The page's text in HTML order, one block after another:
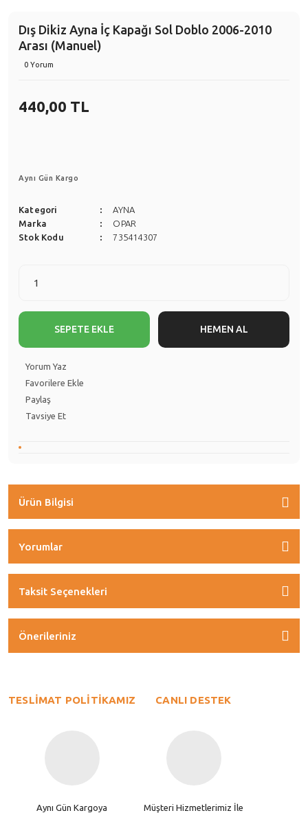
Dış Dikiz Ayna İç Kapağı Sol Doblo 2006-2010
Arası (Manuel)
0 Yorum
440,00 TL
Aynı Gün Kargo
Kategori
AYNA
Marka
OPAR
Stok Kodu
735414307
SEPETE EKLE HEMEN AL
Yorum Yaz
Paylaş
Tavsiye Et
Ürün Bilgisi
Yorumlar
Taksit Seçenekleri
Önerileriniz
TESLİMAT POLİTİKAMIZ
Aynı Gün Kargoya
CANLI DESTEK
Müşteri Hizmetlerimiz İle